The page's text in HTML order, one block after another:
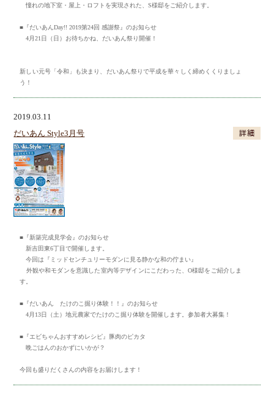
憧れの地下室・屋上・ロフトを実現された、S様邸をご紹介します。
■『だいあんDay!! 2019第24回 感謝祭』のお知らせ
4月21日（日）お待ちかね、だいあん祭り開催！
新しい元号「令和」も決まり、だいあん祭りで平成を華々しく締めくくりましょ
う！
2019.03.11
だいあん Style3月号
■『新築完成見学会』のお知らせ
新吉田東6丁目で開催します。
今回は『ミッドセンチュリーモダンに見る静かな和の佇まい』
外観や和モダンを意識した室内等デザインにこだわった、O様邸をご紹介しま
す。
■『だいあん たけのこ掘り体験！！』のお知らせ
4月13日（土）地元農家でたけのこ掘り体験を開催します。参加者大募集！
■『エビちゃんおすすめレシピ』豚肉のピカタ
晩ごはんのおかずにいかが？
今回も盛りだくさんの内容をお届けします！